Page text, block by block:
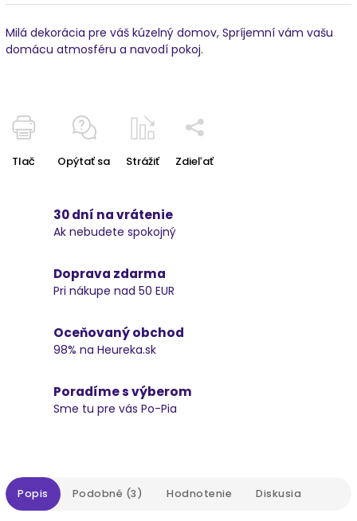
Milá dekorácia pre váš kúzelný domov, Spríjemní vám vašu
domácu atmosféru a navodí pokoj.
Tlač Opýtať sa Strážiť Zdieľať
30 dní na vrátenie
Ak nebudete spokojný
Doprava zdarma
Pri nákupe nad 50 EUR
Oceňovaný obchod
98% na Heureka.sk
Poradíme s výberom
Sme tu pre vás Po-Pia
Popis Podobné (3) Hodnotenie Diskusia